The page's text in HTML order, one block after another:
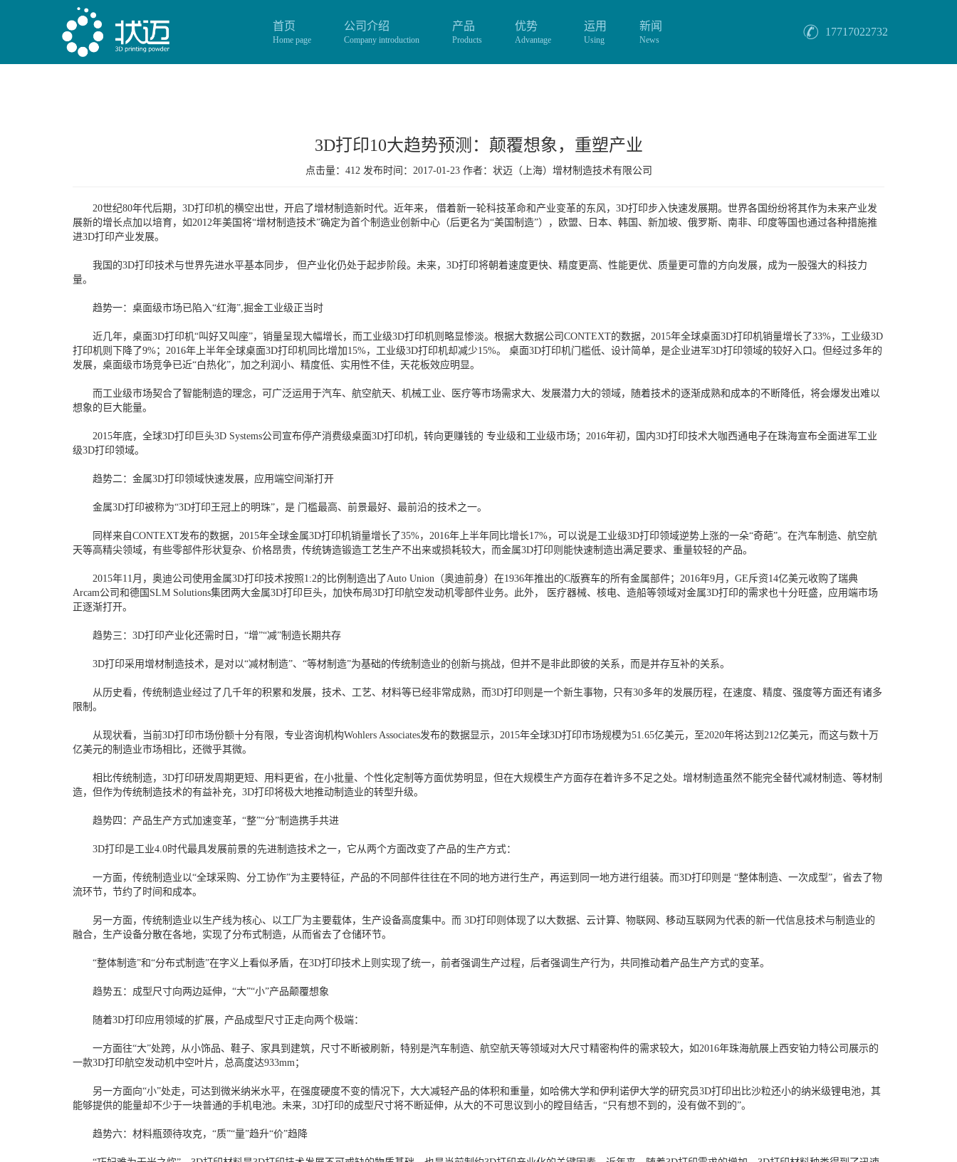
首页
Home page
公司介绍
Company introduction
产品
Products
优势
Advantage
运用
Using
新闻
News
17717022732
3D打印10大趋势预测：颠覆想象，重塑产业
点击量：412 发布时间：2017-01-23 作者： 状迈（上海）增材制造技术有限公司
20世纪80年代后期，3D打印机的横空出世，开启了增材制造新时代。近年来， 借着新一轮科技革命和产业变革的东风，3D打印步入快速发展期。世界各国纷纷将其作为未来产业发
展新的增长点加以培育，如2012年美国将“增材制造技术”确定为首个制造业创新中心（后更名为“美国制造”），欧盟、日本、韩国、新加坡、俄罗斯、南非、印度等国也通过各种措施推
进3D打印产业发展。
我国的3D打印技术与世界先进水平基本同步， 但产业化仍处于起步阶段。未来，3D打印将朝着速度更快、精度更高、性能更优、质量更可靠的方向发展，成为一股强大的科技力
量。
趋势一：桌面级市场已陷入“红海”,掘金工业级正当时
近几年，桌面3D打印机“叫好又叫座”，销量呈现大幅增长，而工业级3D打印机则略显惨淡。根据大数据公司CONTEXT的数据，2015年全球桌面3D打印机销量增长了33%，工业级3D
打印机则下降了9%；2016年上半年全球桌面3D打印机同比增加15%，工业级3D打印机却减少15%。 桌面3D打印机门槛低、设计简单，是企业进军3D打印领域的较好入口。但经过多年的
发展，桌面级市场竞争已近“白热化”，加之利润小、精度低、实用性不佳，天花板效应明显。
而工业级市场契合了智能制造的理念，可广泛运用于汽车、航空航天、机械工业、医疗等市场需求大、发展潜力大的领域，随着技术的逐渐成熟和成本的不断降低，将会爆发出难以
想象的巨大能量。
2015年底，全球3D打印巨头3D Systems公司宣布停产消费级桌面3D打印机，转向更赚钱的 专业级和工业级市场；2016年初，国内3D打印技术大咖西通电子在珠海宣布全面进军工业
级3D打印领域。
趋势二：金属3D打印领域快速发展，应用端空间渐打开
金属3D打印被称为“3D打印王冠上的明珠”，是 门槛最高、前景最好、最前沿的技术之一。
同样来自CONTEXT发布的数据，2015年全球金属3D打印机销量增长了35%，2016年上半年同比增长17%，可以说是工业级3D打印领域逆势上涨的一朵“奇葩”。在汽车制造、航空航
天等高精尖领域，有些零部件形状复杂、价格昂贵，传统铸造锻造工艺生产不出来或损耗较大，而金属3D打印则能快速制造出满足要求、重量较轻的产品。
2015年11月，奥迪公司使用金属3D打印技术按照1:2的比例制造出了Auto Union（奥迪前身）在1936年推出的C版赛车的所有金属部件；2016年9月，GE斥资14亿美元收购了瑞典
Arcam公司和德国SLM Solutions集团两大金属3D打印巨头，加快布局3D打印航空发动机零部件业务。此外， 医疗器械、核电、造船等领域对金属3D打印的需求也十分旺盛，应用端市场
正逐渐打开。
趋势三：3D打印产业化还需时日，“增”“减”制造长期共存
3D打印采用增材制造技术，是对以“减材制造”、“等材制造”为基础的传统制造业的创新与挑战，但并不是非此即彼的关系，而是并存互补的关系。
从历史看，传统制造业经过了几千年的积累和发展，技术、工艺、材料等已经非常成熟，而3D打印则是一个新生事物，只有30多年的发展历程，在速度、精度、强度等方面还有诸多
限制。
从现状看，当前3D打印市场份额十分有限，专业咨询机构Wohlers Associates发布的数据显示，2015年全球3D打印市场规模为51.65亿美元，至2020年将达到212亿美元，而这与数十万
亿美元的制造业市场相比，还微乎其微。
相比传统制造，3D打印研发周期更短、用料更省，在小批量、个性化定制等方面优势明显，但在大规模生产方面存在着许多不足之处。增材制造虽然不能完全替代减材制造、等材制
造，但作为传统制造技术的有益补充，3D打印将极大地推动制造业的转型升级。
趋势四：产品生产方式加速变革，“整”“分”制造携手共进
3D打印是工业4.0时代最具发展前景的先进制造技术之一，它从两个方面改变了产品的生产方式：
一方面，传统制造业以“全球采购、分工协作”为主要特征，产品的不同部件往往在不同的地方进行生产，再运到同一地方进行组装。而3D打印则是 “整体制造、一次成型”，省去了物
流环节，节约了时间和成本。
另一方面，传统制造业以生产线为核心、以工厂为主要载体，生产设备高度集中。而 3D打印则体现了以大数据、云计算、物联网、移动互联网为代表的新一代信息技术与制造业的
融合，生产设备分散在各地，实现了分布式制造，从而省去了仓储环节。
“整体制造”和“分布式制造”在字义上看似矛盾，在3D打印技术上则实现了统一，前者强调生产过程，后者强调生产行为，共同推动着产品生产方式的变革。
趋势五：成型尺寸向两边延伸，“大”“小”产品颠覆想象
随着3D打印应用领域的扩展，产品成型尺寸正走向两个极端：
一方面往“大”处跨，从小饰品、鞋子、家具到建筑，尺寸不断被刷新，特别是汽车制造、航空航天等领域对大尺寸精密构件的需求较大，如2016年珠海航展上西安铂力特公司展示的
一款3D打印航空发动机中空叶片，总高度达933mm；
另一方面向“小”处走，可达到微米纳米水平，在强度硬度不变的情况下，大大减轻产品的体积和重量，如哈佛大学和伊利诺伊大学的研究员3D打印出比沙粒还小的纳米级锂电池，其
能够提供的能量却不少于一块普通的手机电池。未来，3D打印的成型尺寸将不断延伸，从大的不可思议到小的瞠目结舌，“只有想不到的，没有做不到的”。
趋势六：材料瓶颈待攻克，“质”“量”趋升“价”趋降